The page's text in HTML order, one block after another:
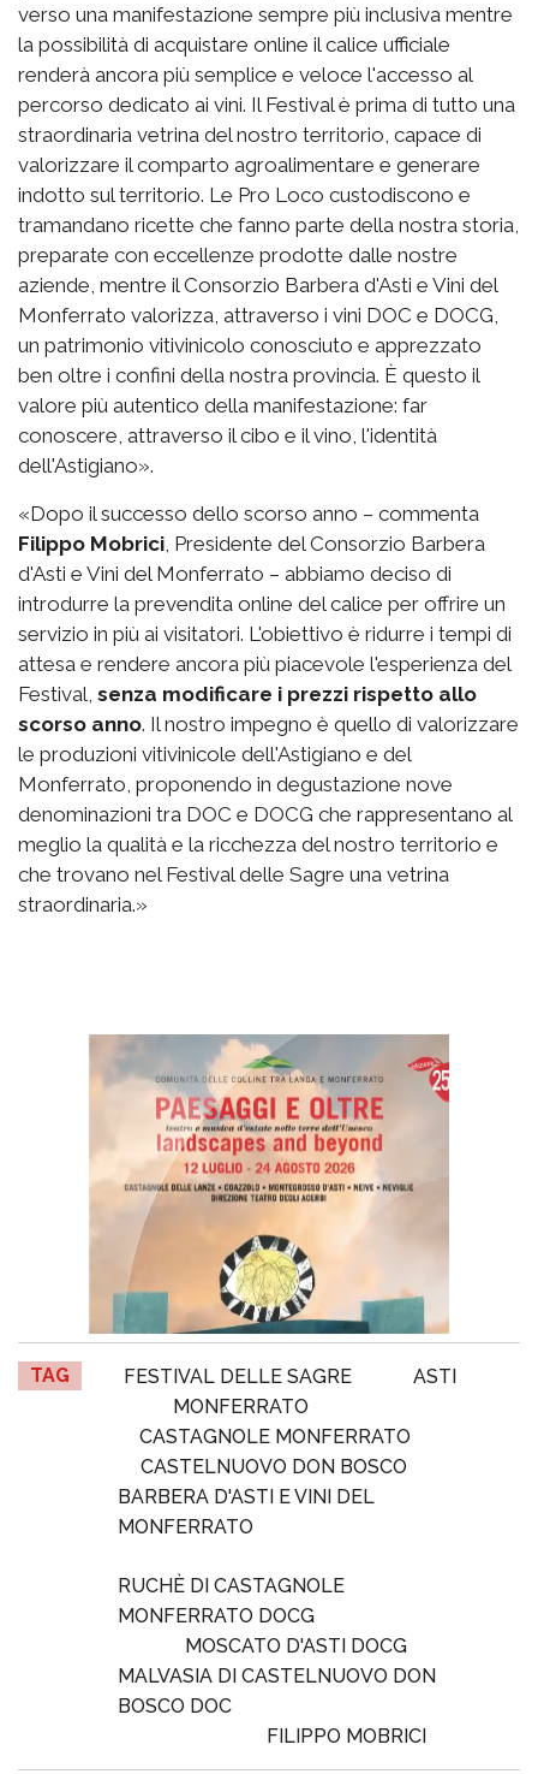
verso una manifestazione sempre più inclusiva mentre
la possibilità di acquistare online il calice ufficiale
renderà ancora più semplice e veloce l'accesso al
percorso dedicato ai vini. Il Festival è prima di tutto una
straordinaria vetrina del nostro territorio, capace di
valorizzare il comparto agroalimentare e generare
indotto sul territorio. Le Pro Loco custodiscono e
tramandano ricette che fanno parte della nostra storia,
preparate con eccellenze prodotte dalle nostre
aziende, mentre il Consorzio Barbera d'Asti e Vini del
Monferrato valorizza, attraverso i vini DOC e DOCG,
un patrimonio vitivinicolo conosciuto e apprezzato
ben oltre i confini della nostra provincia. È questo il
valore più autentico della manifestazione: far
conoscere, attraverso il cibo e il vino, l'identità
dell'Astigiano».
«Dopo il successo dello scorso anno – commenta
Filippo Mobrici , Presidente del Consorzio Barbera
d'Asti e Vini del Monferrato – abbiamo deciso di
introdurre la prevendita online del calice per offrire un
servizio in più ai visitatori. L'obiettivo è ridurre i tempi di
attesa e rendere ancora più piacevole l'esperienza del
Festival, senza modificare i prezzi rispetto allo
scorso anno. Il nostro impegno è quello di valorizzare
le produzioni vitivinicole dell'Astigiano e del
Monferrato, proponendo in degustazione nove
denominazioni tra DOC e DOCG che rappresentano al
meglio la qualità e la ricchezza del nostro territorio e
che trovano nel Festival delle Sagre una vetrina
straordinaria.»
TAG FESTIVAL DELLE SAGRE
ASTI
MONFERRATO
CASTAGNOLE MONFERRATO
CASTELNUOVO DON BOSCO
BARBERA D'ASTI E VINI DEL
MONFERRATO
RUCHÈ DI CASTAGNOLE
MONFERRATO DOCG
MOSCATO D'ASTI DOCG
MALVASIA DI CASTELNUOVO DON
BOSCO DOC
FILIPPO MOBRICI